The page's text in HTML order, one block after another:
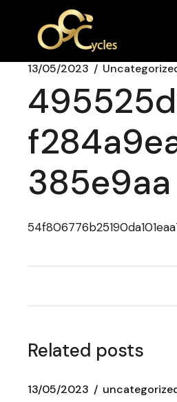
13/05/2023
385e9aa
Related posts
13/05/2023